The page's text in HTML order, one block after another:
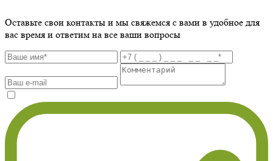
Оставьте свои контакты и мы свяжемся с вами в удобное для
вас время и ответим на все ваши вопросы